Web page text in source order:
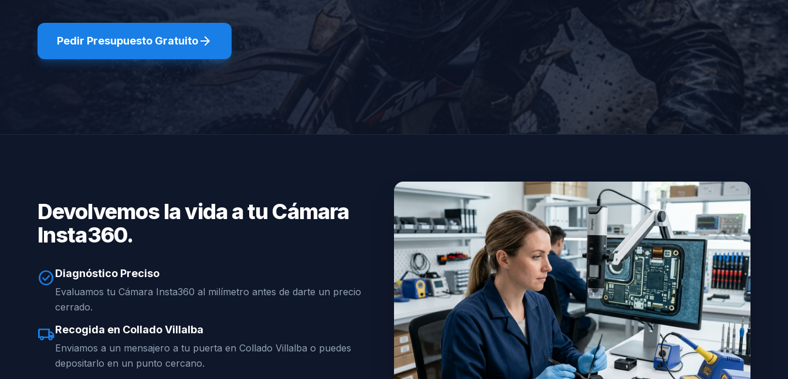
Pedir Presupuesto Gratuitoarrow_forward
Devolvemos la vida a tu Cámara
Insta360.
check_circleDiagnóstico Preciso
Evaluamos tu Cámara Insta360 al milímetro antes de darte un precio
cerrado.
local_shippingRecogida en Collado Villalba
Enviamos a un mensajero a tu puerta en Collado Villalba o puedes
depositarlo en un punto cercano.